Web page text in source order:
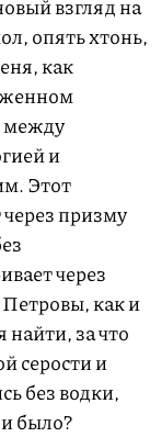
взгляд на
опять хтонь,
как
между
и
Этот
призму
через
как и
за что
серости и
без водки,
было?